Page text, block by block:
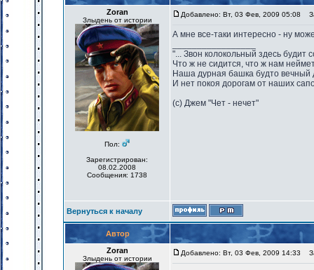
Zoran
Злыдень от истории
Пол:
Зарегистрирован:
08.02.2008
Сообщения: 1738
Добавлено: Вт, 03 Фев, 2009 05:08
А мне все-таки интересно - ну
"... Звон колокольный здесь будит
Что ж не сидится, что ж нам
Наша дурная башка будто вечный
И нет покоя дорогам от наших
(с) Джем "Чет - нечет"
Вернуться к началу
Автор
Zoran
Злыдень от истории
Добавлено: Вт, 03 Фев, 2009 14:33